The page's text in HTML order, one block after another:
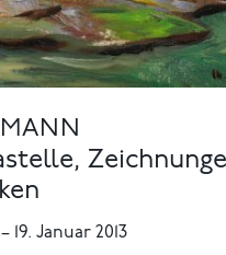
– 19. Januar 2013